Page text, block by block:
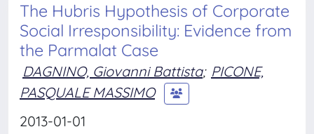
The Hubris Hypothesis of Corporate
Social Irresponsibility: Evidence from
the Parmalat Case
DAGNINO, Giovanni Battista; PICONE,
PASQUALE MASSIMO
2013-01-01